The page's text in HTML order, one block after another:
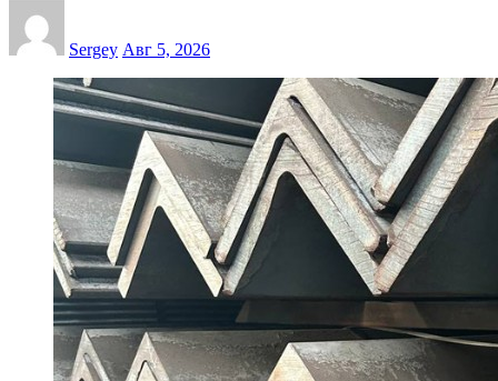
Sergey Авг 5, 2026